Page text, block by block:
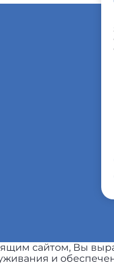
сайтом, Вы
и